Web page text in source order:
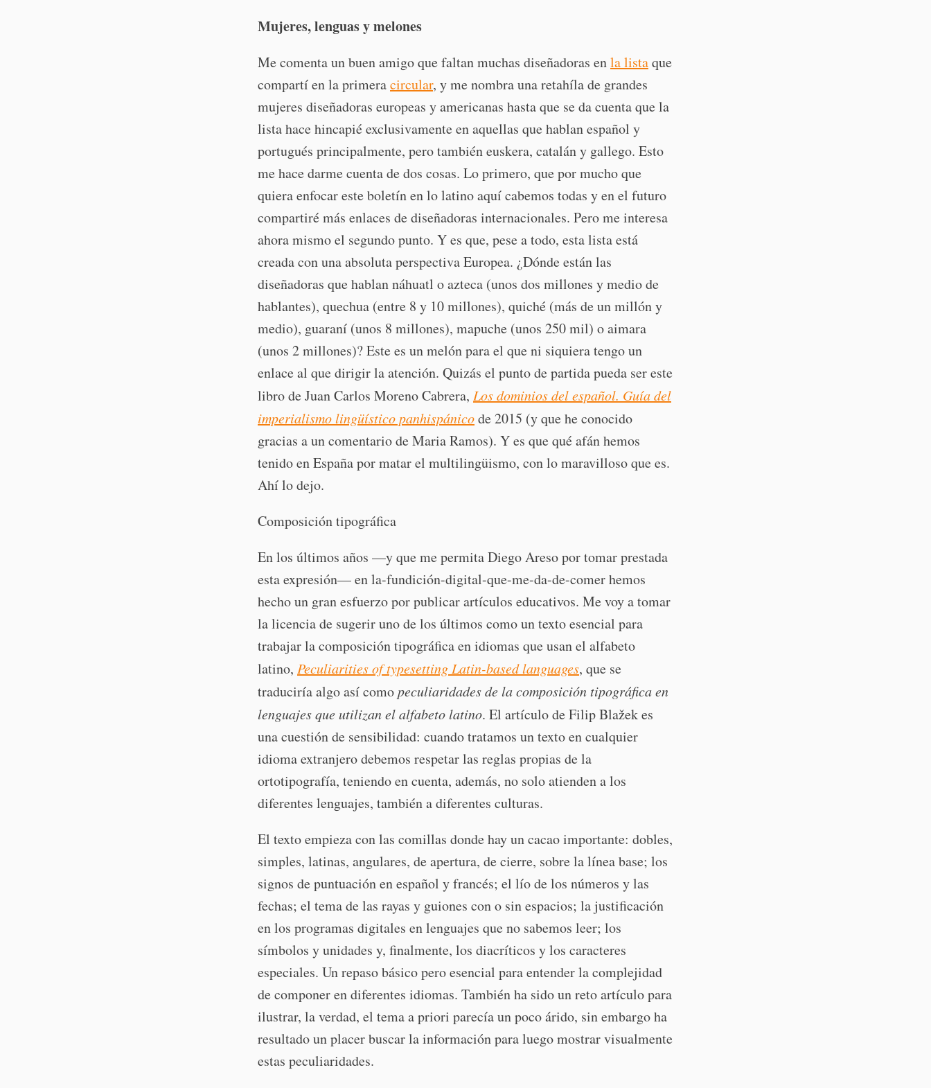
Mujeres, lenguas y melones
Me comenta un buen amigo que faltan muchas diseñadoras enla listaque
compartí en la primeracircular, y me nombra una retahíla de grandes
mujeres diseñadoras europeas y americanas hasta que se da cuenta que la
lista hace hincapié exclusivamente en aquellas que hablan español y
portugués principalmente, pero también euskera, catalán y gallego. Esto
me hace darme cuenta de dos cosas. Lo primero, que por mucho que
quiera enfocar este boletín en lo latino aquí cabemos todas y en el futuro
compartiré más enlaces de diseñadoras internacionales. Pero me interesa
ahora mismo el segundo punto. Y es que, pese a todo, esta lista está
creada con una absoluta perspectiva Europea. ¿Dónde están las
diseñadoras que hablan náhuatl o azteca (unos dos millones y medio de
hablantes), quechua (entre 8 y 10 millones), quiché (más de un millón y
medio), guaraní (unos 8 millones), mapuche (unos 250 mil) o aimara
(unos 2 millones)? Este es un melón para el que ni siquiera tengo un
enlace al que dirigir la atención. Quizás el punto de partida pueda ser este
libro de Juan Carlos Moreno Cabrera, Los dominios del español. Guía del
imperialismo lingüístico panhispánicode 2015 (y que he conocido
gracias a un comentario de Maria Ramos). Y es que qué afán hemos
tenido en España por matar el multilingüismo, con lo maravilloso que es.
Ahí lo dejo.
Composición tipográfica
En los últimos años —y que me permita Diego Areso por tomar prestada
esta expresión— en la-fundición-digital-que-me-da-de-comer hemos
hecho un gran esfuerzo por publicar artículos educativos. Me voy a tomar
la licencia de sugerir uno de los últimos como un texto esencial para
trabajar la composición tipográfica en idiomas que usan el alfabeto
latino, Peculiarities of typesetting Latin-based languages, que se
traduciría algo así comopeculiaridades de la composición tipográfica en
lenguajes que utilizan el alfabeto latino. El artículo de Filip Blažek es
una cuestión de sensibilidad: cuando tratamos un texto en cualquier
idioma extranjero debemos respetar las reglas propias de la
ortotipografía, teniendo en cuenta, además, no solo atienden a los
diferentes lenguajes, también a diferentes culturas.
El texto empieza con las comillas donde hay un cacao importante: dobles,
simples, latinas, angulares, de apertura, de cierre, sobre la línea base; los
signos de puntuación en español y francés; el lío de los números y las
fechas; el tema de las rayas y guiones con o sin espacios; la justificación
en los programas digitales en lenguajes que no sabemos leer; los
símbolos y unidades y, finalmente, los diacríticos y los caracteres
especiales. Un repaso básico pero esencial para entender la complejidad
de componer en diferentes idiomas. También ha sido un reto artículo para
ilustrar, la verdad, el tema a priori parecía un poco árido, sin embargo ha
resultado un placer buscar la información para luego mostrar visualmente
estas peculiaridades.